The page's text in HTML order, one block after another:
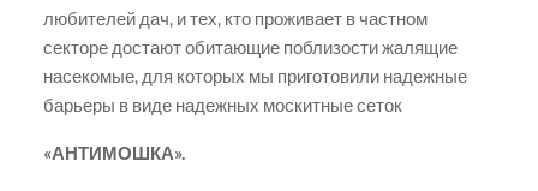
любителей дач, и тех, кто проживает в частном
секторе достают обитающие поблизости жалящие
насекомые, для которых мы приготовили надежные
барьеры в виде надежных москитные сеток
«АНТИМОШКА».